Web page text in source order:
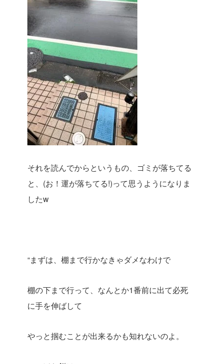
それを読んでからというもの、ゴミが落ちてる
と、(お！運が落ちてる!)って思うようになりま
したw
“まずは、棚まで行かなきゃダメなわけで
棚の下まで行って、なんとか1番前に出て必死
に手を伸ばして
やっと掴むことが出来るかも知れないのよ。